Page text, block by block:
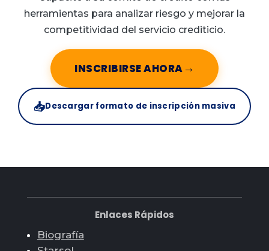
herramientas para analizar riesgo y mejorar la
competitividad del servicio crediticio.
INSCRIBIRSE AHORA→
📥Descargar formato de inscripción masiva
Enlaces Rápidos
Biografía